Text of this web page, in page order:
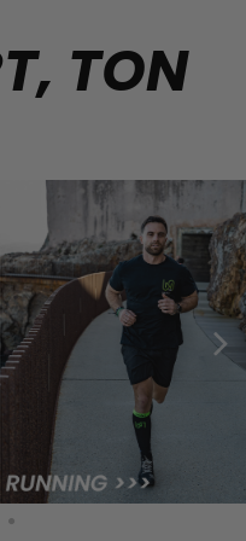
TON